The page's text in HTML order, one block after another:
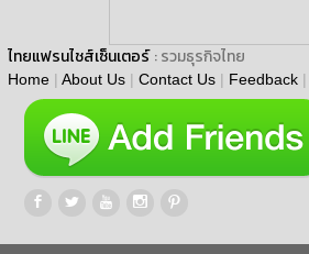
ไทยแฟรนไชส์เซ็นเตอร์ : รวมธุรกิจไทย
Home | About Us | Contact Us | Feedback |